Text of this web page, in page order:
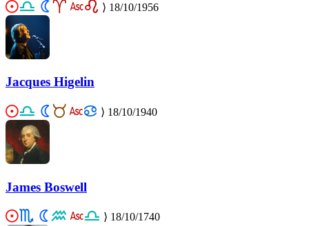
⟩ 18/10/1956
Jacques Higelin
⟩ 18/10/1940
James Boswell
⟩ 18/10/1740